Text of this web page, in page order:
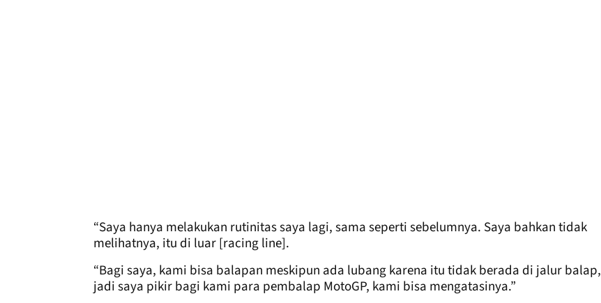
“Saya hanya melakukan rutinitas saya lagi, sama seperti sebelumnya. Saya bahkan tidak
melihatnya, itu di luar [racing line].
“Bagi saya, kami bisa balapan meskipun ada lubang karena itu tidak berada di jalur balap,
jadi saya pikir bagi kami para pembalap MotoGP, kami bisa mengatasinya.”